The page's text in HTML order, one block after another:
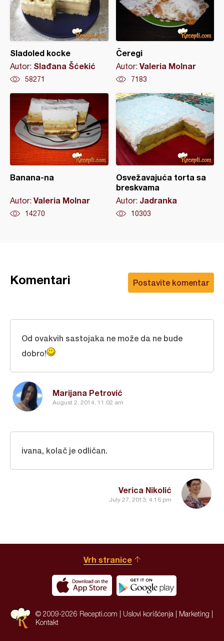
Sladoled kocke
Autor: Slađana Šćekić
58271
Čeregi
Autor: Valeria Molnar
7183
Banana-na
Autor: Valeria Molnar
14270
Osvežavajuća torta sa
breskvama
Autor: Jadranka
10303
Postavite komentar
Komentari
Marijana Petrović
August 2, 2014, 11:02 am
Od ovakvih sastojaka ne može da ne bude
dobro!
Verica Nikolić
July 27, 2013, 4:16 pm
ivana, kolač je odličan.
Vrh stranice
© 2009-2026 Recepti.com | Uslovi korišćenja Marketing
Kontakt